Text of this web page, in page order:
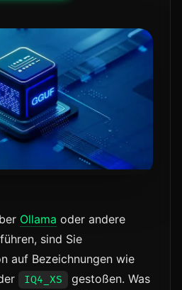
Ollama oder andere
sind Sie
auf Bezeichnungen wie
IQ4_XS
gestoßen. Was